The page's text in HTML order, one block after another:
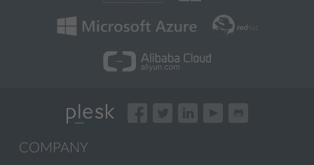
COMPANY